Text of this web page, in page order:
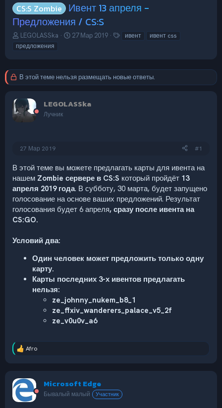
CS:S Zombie
Ивент 13 апреля -
Предложения / CS:S
А
в
т
р
т
ы
LEGOLASSka
Д
н
а
л
27 Мар 2019
Т ивент
ивент css
предложения
В этой теме нельзя размещать новые ответы.
LEGOLASSka
Лучник
27 Мар 2019 #1
В этой теме вы можете предлагать карты для ивента на
нашем Zombie сервере в CS:S который пройдёт 13
апреля 2019 года. В субботу, 30 марта, будет запущено
голосование на основе ваших предложений. Результат
голосования будет 6 апреля, сразу после ивента на
CS:GO.
Условий два:
Один человек может предложить только одну
карту.
Карты последних 3-х ивентов предлагать
нельзя:
ze_johnny_nukem_b8_1
ze_ffxiv_wanderers_palace_v5_2f
ze_v0u0v_a6
Р
ц
и
и
Afro
Microsoft Edge
Бывалый малый Участник